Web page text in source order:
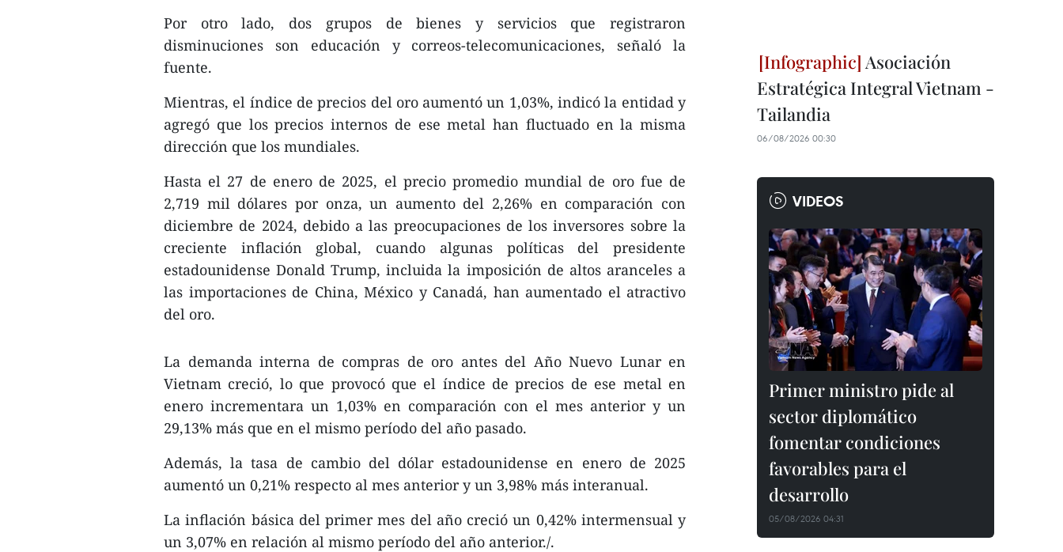
Por otro lado, dos grupos de bienes y servicios que registraron
disminuciones son educación y correos-telecomunicaciones, señaló la
fuente.
Mientras, el índice de precios del oro aumentó un 1,03%, indicó la entidad y
agregó que los precios internos de ese metal han fluctuado en la misma
dirección que los mundiales.
Hasta el 27 de enero de 2025, el precio promedio mundial de oro fue de
2,719 mil dólares por onza, un aumento del 2,26% en comparación con
diciembre de 2024, debido a las preocupaciones de los inversores sobre la
creciente inflación global, cuando algunas políticas del presidente
estadounidense Donald Trump, incluida la imposición de altos aranceles a
las importaciones de China, México y Canadá, han aumentado el atractivo
del oro.
La demanda interna de compras de oro antes del Año Nuevo Lunar en
Vietnam creció, lo que provocó que el índice de precios de ese metal en
enero incrementara un 1,03% en comparación con el mes anterior y un
29,13% más que en el mismo período del año pasado.
Además, la tasa de cambio del dólar estadounidense en enero de 2025
aumentó un 0,21% respecto al mes anterior y un 3,98% más interanual.
La inflación básica del primer mes del año creció un 0,42% intermensual y
un 3,07% en relación al mismo período del año anterior./.
Asociación
Estratégica Integral Vietnam -
Tailandia
06/08/2026 00:30
VIDEOS
Primer ministro pide al
sector diplomático
fomentar condiciones
favorables para el
desarrollo
05/08/2026 04:31